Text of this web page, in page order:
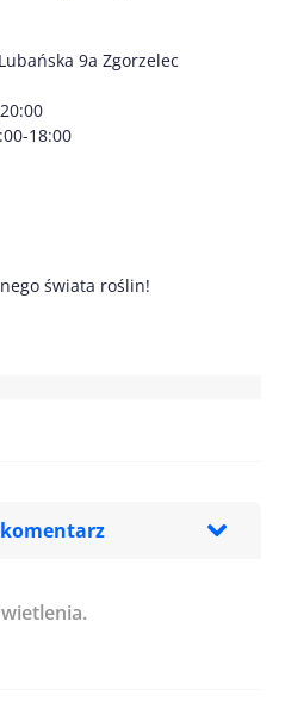
9a Zgorzelec
18:00
świata roślin!